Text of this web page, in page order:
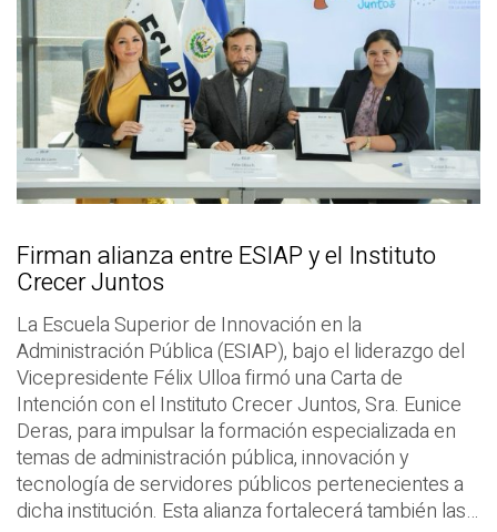
Firman alianza entre ESIAP y el Instituto
Crecer Juntos
La Escuela Superior de Innovación en la
Administración Pública (ESIAP), bajo el liderazgo del
Vicepresidente Félix Ulloa firmó una Carta de
Intención con el Instituto Crecer Juntos, Sra. Eunice
Deras, para impulsar la formación especializada en
temas de administración pública, innovación y
tecnología de servidores públicos pertenecientes a
dicha institución. Esta alianza fortalecerá también las…